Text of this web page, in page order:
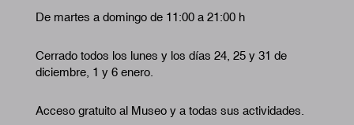
De martes a domingo de 11:00 a 21:00 h
Cerrado todos los lunes y los días 24, 25 y 31 de
diciembre, 1 y 6 enero.
Acceso gratuito al Museo y a todas sus actividades.